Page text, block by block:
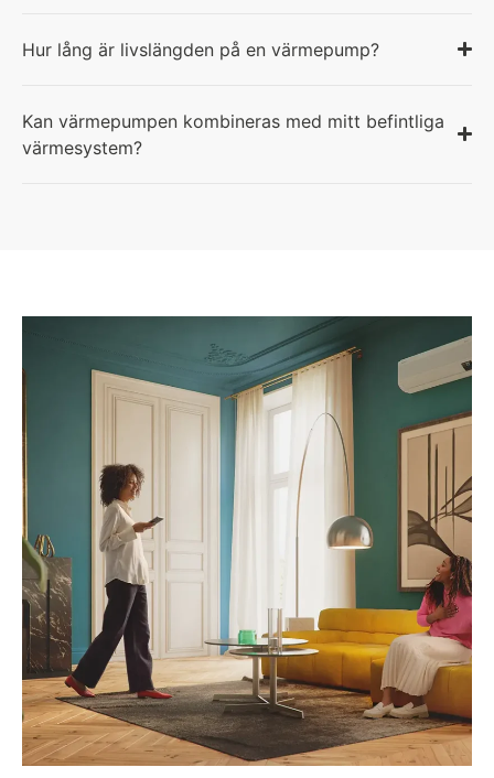
Hur lång är livslängden på en värmepump?
Kan värmepumpen kombineras med mitt befintliga
värmesystem?